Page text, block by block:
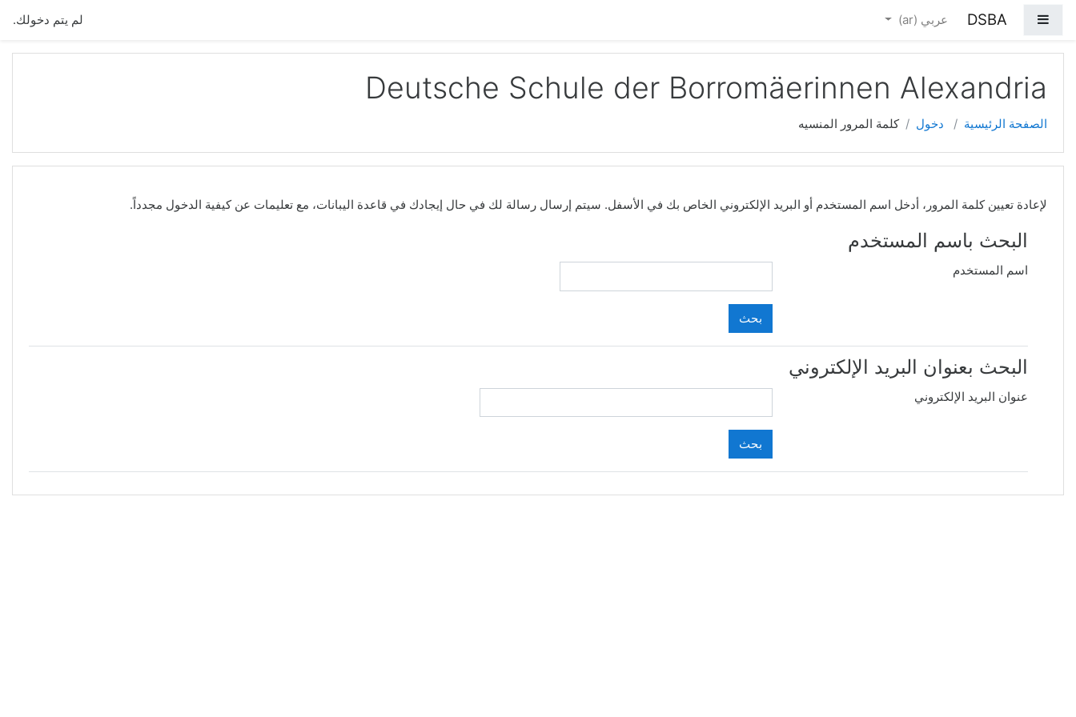
واجهة جانبية
DSBA عربي ‎(ar)‎ لم يتم دخولك.
Deutsche Schule der Borromäerinnen Alexandria
الصفحة الرئيسية دخول كلمة المرور المنسيه
لإعادة تعيين كلمة المرور، أدخل اسم المستخدم أو البريد الإلكتروني الخاص بك في الأسفل. سيتم إرسال رسالة لك في حال إيجادك في قاعدة اليبانات، مع تعليمات عن كيفية الدخول مجدداً.
البحث باسم المستخدم
اسم المستخدم
البحث بعنوان البريد الإلكتروني
عنوان البريد الإلكتروني